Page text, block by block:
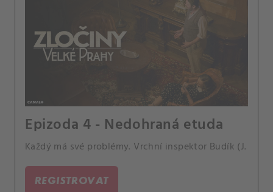
Epizoda 4 - Nedohraná etuda
Každý má své problémy. Vrchní inspektor Budík (J.
REGISTROVAT